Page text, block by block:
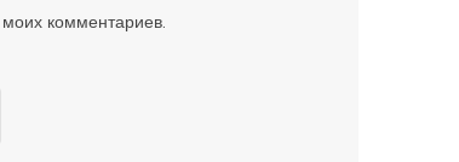
комментариев.